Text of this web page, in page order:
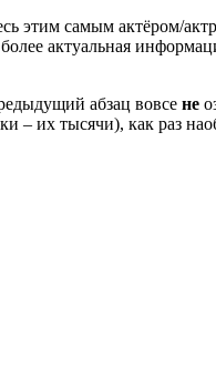
этим самым актёром/
актуальная
абзац вовсе не
– их тысячи), как раз